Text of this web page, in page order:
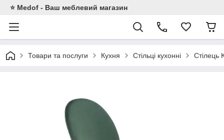
⭐ Medof - Ваш меблевий магазин
Товари та послуги Кухня Стільці кухонні Стілець